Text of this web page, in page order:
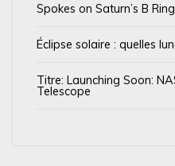
Spokes on Saturn’s B Ring
Éclipse solaire : quelles
Titre: Launching Soon:
Telescope